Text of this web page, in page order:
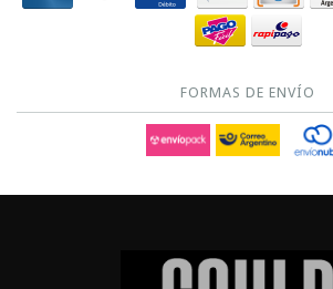
FORMAS DE ENVÍO